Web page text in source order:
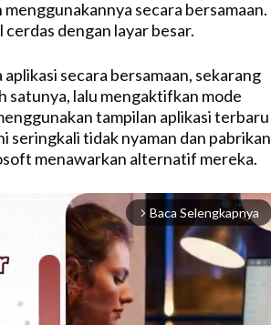
secara bersamaan.
dengan layar besar.
secara bersamaan, sekarang
satunya, lalu mengaktifkan mode
tampilan aplikasi terbaru
seringkali tidak nyaman dan pabrikan
menawarkan alternatif mereka.
arrow_forward_ios Baca Selengkapnya